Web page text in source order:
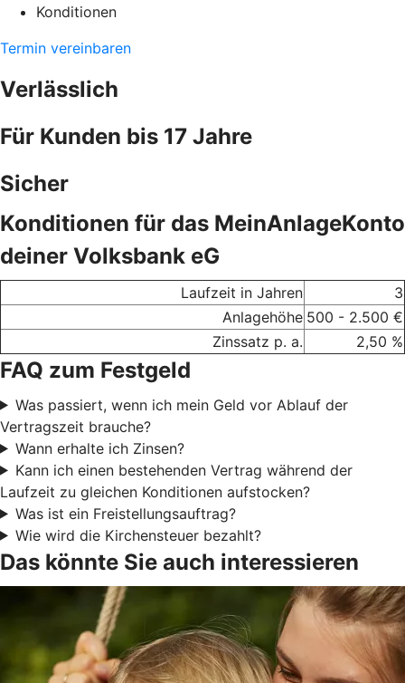
Konditionen
Termin vereinbaren
Verlässlich
Für Kunden bis 17 Jahre
Sicher
Konditionen für das MeinAnlageKonto
deiner Volksbank eG
Laufzeit in Jahren
3
Anlagehöhe 500 - 2.500 €
Zinssatz p. a.
2,50 %
FAQ zum Festgeld
Was passiert, wenn ich mein Geld vor Ablauf der
Vertragszeit brauche?
Wann erhalte ich Zinsen?
Kann ich einen bestehenden Vertrag während der
Laufzeit zu gleichen Konditionen aufstocken?
Was ist ein Freistellungsauftrag?
Wie wird die Kirchensteuer bezahlt?
Das könnte Sie auch interessieren